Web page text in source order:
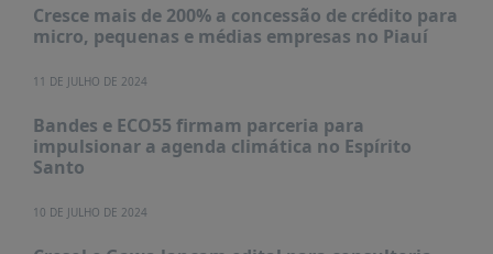
Cresce mais de 200% a concessão de crédito para
micro, pequenas e médias empresas no Piauí
11 DE JULHO DE 2024
Bandes e ECO55 firmam parceria para
impulsionar a agenda climática no Espírito
Santo
10 DE JULHO DE 2024